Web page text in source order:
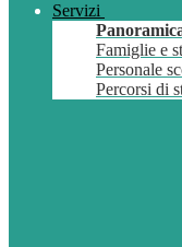
Servizi
Famiglie e
Personale
Percorsi di